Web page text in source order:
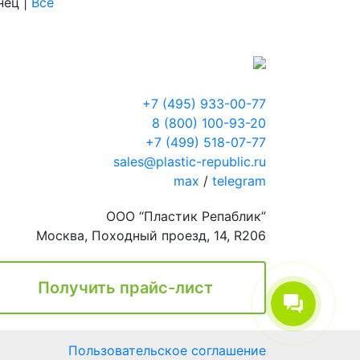
+7 (495) 933-00-77
8 (800) 100-93-20
+7 (499) 518-07-77
sales@plastic-republic.ru
max / telegram
ООО “Пластик Репаблик”
Москва, Походный проезд, 14, R206
Получить прайс-лист
Пользовательское соглашение